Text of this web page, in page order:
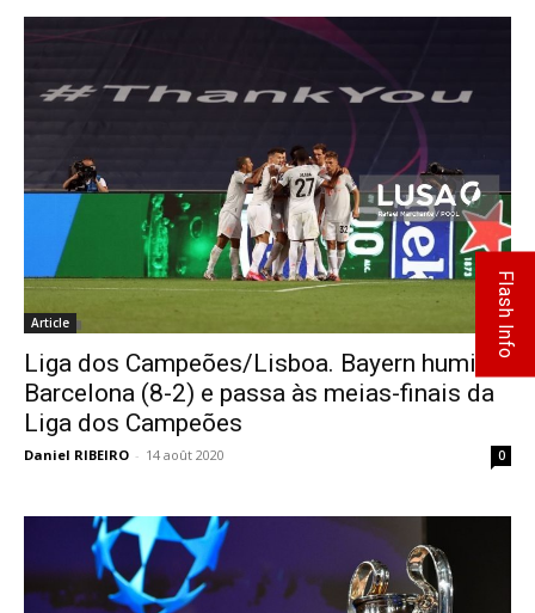
Article
Liga dos Campeões/Lisboa. Bayern humilha
Barcelona (8-2) e passa às meias-finais da
Liga dos Campeões
Daniel RIBEIRO - 14 août 2020 0
Flash Info